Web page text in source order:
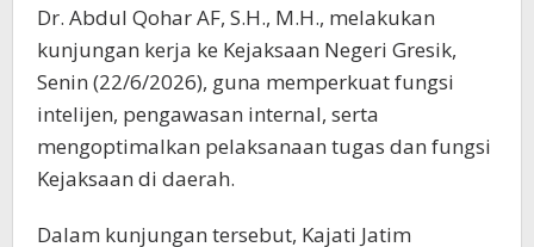
Dr. Abdul Qohar AF, S.H., M.H., melakukan
kunjungan kerja ke Kejaksaan Negeri Gresik,
Senin (22/6/2026), guna memperkuat fungsi
intelijen, pengawasan internal, serta
mengoptimalkan pelaksanaan tugas dan fungsi
Kejaksaan di daerah.
Dalam kunjungan tersebut, Kajati Jatim